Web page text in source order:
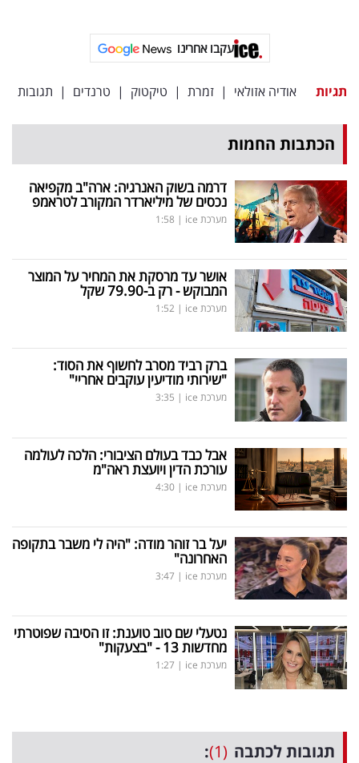
עקבו אחרינו
תגיות אודיה אזולאי | זמרת | טיקטוק | טרנדים | תגובות
הכתבות החמות
דרמה בשוק האנרגיה: ארה"ב מקפיאה
נכסים של מיליארדר המקורב לטראמפ
מערכת ice |
1:58
אושר עד מרסקת את המחיר על המוצר
המבוקש - רק ב-79.90 שקל
מערכת ice |
1:52
ברק רביד מסרב לחשוף את הסוד:
"שירותי מודיעין עוקבים אחריי"
מערכת ice |
3:35
אבל כבד בעולם הציבורי: הלכה לעולמה
עורכת הדין ויועצת ראה"מ
מערכת ice |
4:30
יעל בר זוהר מודה: "היה לי משבר בתקופה
האחרונה"
מערכת ice |
3:47
נטעלי שם טוב טוענת: זו הסיבה שפוטרתי
מחדשות 13 - "בצעקות"
מערכת ice |
1:27
תגובות לכתבה (1)
: